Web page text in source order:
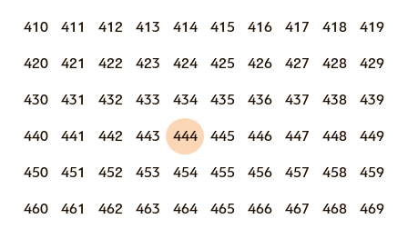
410 411 412 413 414 415 416 417 418 419
420 421 422 423 424 425 426 427 428 429
430 431 432 433 434 435 436 437 438 439
440 441 442 443 444 445 446 447 448 449
450 451 452 453 454 455 456 457 458 459
460 461 462 463 464 465 466 467 468 469